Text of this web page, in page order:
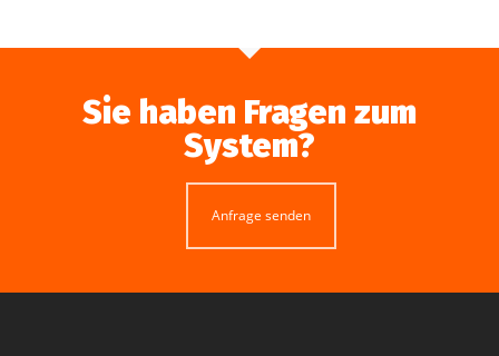
Sie haben Fragen zum
System?
Anfrage senden